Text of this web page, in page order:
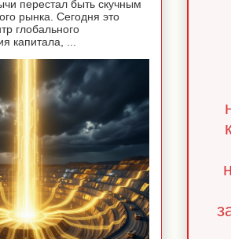
перестал быть скучным
рынка. Сегодня это
глобального
капитала, ...